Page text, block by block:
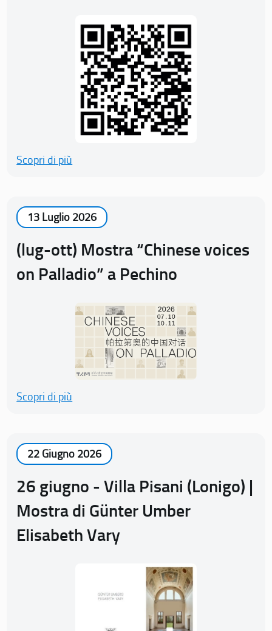
Scopri di più
13 Luglio 2026
(lug-ott) Mostra “Chinese voices
on Palladio” a Pechino
Scopri di più
22 Giugno 2026
26 giugno - Villa Pisani (Lonigo) |
Mostra di Günter Umber
Elisabeth Vary